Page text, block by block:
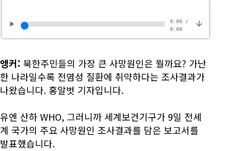
0:00/
0:00
앵커: 북한주민들의 가장 큰 사망원인은 뭘까요? 가난
한 나라일수록 전염성 질환에 취약하다는 조사결과가
나왔습니다. 홍알벗 기자입니다.
유엔 산하 WHO, 그러니까 세계보건기구가 9일 전세
계 국가의 주요 사망원인 조사결과를 담은 보고서를
발표했습니다.